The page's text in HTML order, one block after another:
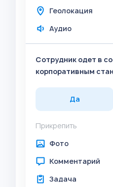
Геолокация
Аудио
Сотрудник одет в
корпоративным
Да
Прикрепить
Фото
Комментарий
Задача